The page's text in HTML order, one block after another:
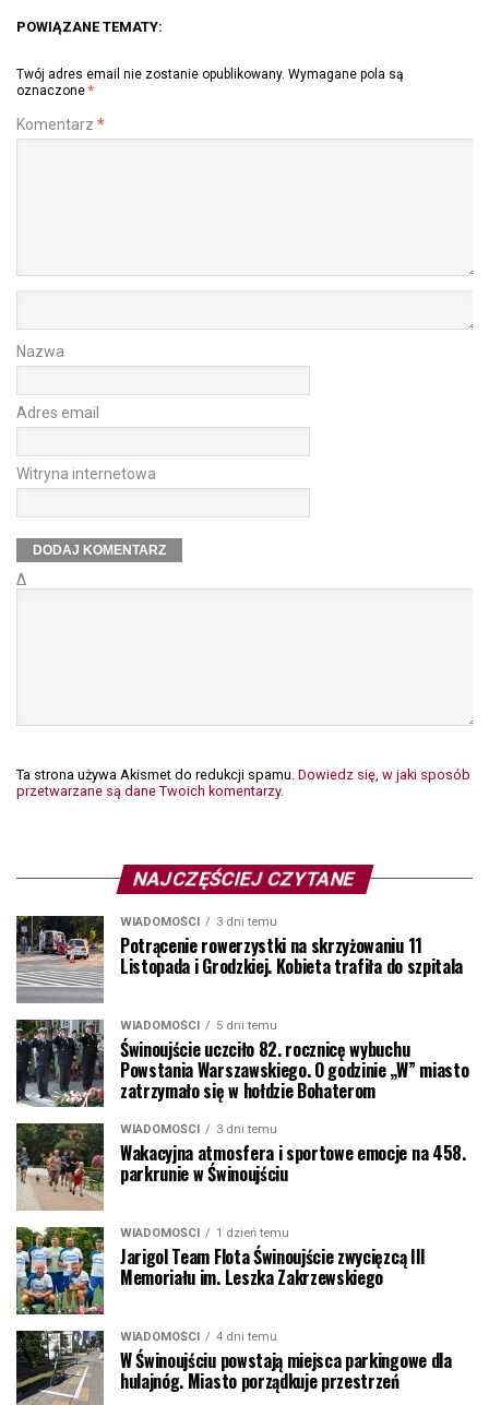
POWIĄZANE TEMATY:
Twój adres email nie zostanie opublikowany. Wymagane pola są
oznaczone *
Komentarz *
Nazwa
Adres email
Witryna internetowa
Δ
Ta strona używa Akismet do redukcji spamu. Dowiedz się, w jaki sposób
przetwarzane są dane Twoich komentarzy.
NAJCZĘŚCIEJ CZYTANE
WIADOMOŚCI 3 dni temu
Potrącenie rowerzystki na skrzyżowaniu 11
Listopada i Grodzkiej. Kobieta trafiła do szpitala
WIADOMOŚCI 5 dni temu
Świnoujście uczciło 82. rocznicę wybuchu
Powstania Warszawskiego. O godzinie „W” miasto
zatrzymało się w hołdzie Bohaterom
WIADOMOŚCI 3 dni temu
Wakacyjna atmosfera i sportowe emocje na 458.
parkrunie w Świnoujściu
WIADOMOŚCI 1 dzień temu
Jarigol Team Flota Świnoujście zwycięzcą III
Memoriału im. Leszka Zakrzewskiego
WIADOMOŚCI 4 dni temu
W Świnoujściu powstają miejsca parkingowe dla
hulajnóg. Miasto porządkuje przestrzeń